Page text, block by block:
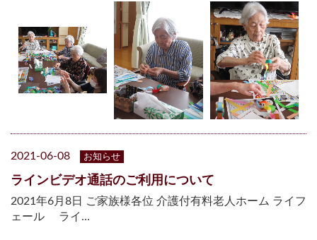
2021-06-08 お知らせ
ラインビデオ通話のご利用について
2021年6月8日 ご家族様各位 介護付有料老人ホーム ライフ
ェール ライ…